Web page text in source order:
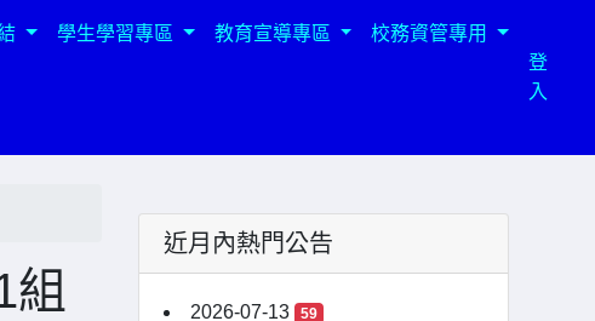
學生學習專區 教育宣導專區
校務資管專用
登
入
近月內熱門公告
2026-07-13 59